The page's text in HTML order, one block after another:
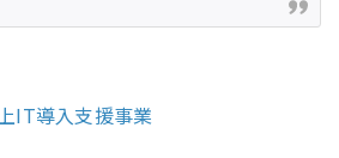
IT導入支援事業